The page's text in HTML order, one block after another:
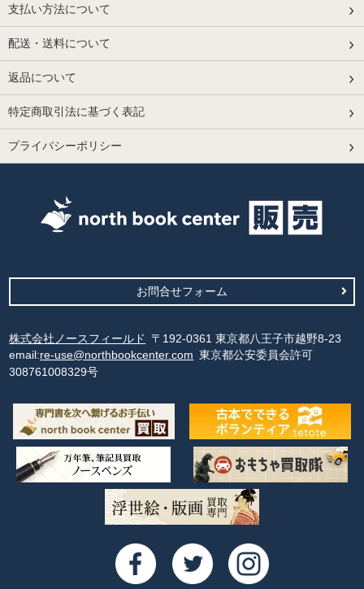
支払い方法について
配送・送料について
返品について
特定商取引法に基づく表記
プライバシーポリシー
お問合せフォーム
株式会社ノースフィールド
〒192-0361 東京都八王子市越野8-23
email:re-use@northbookcenter.com 東京都公安委員会許可
308761008329号